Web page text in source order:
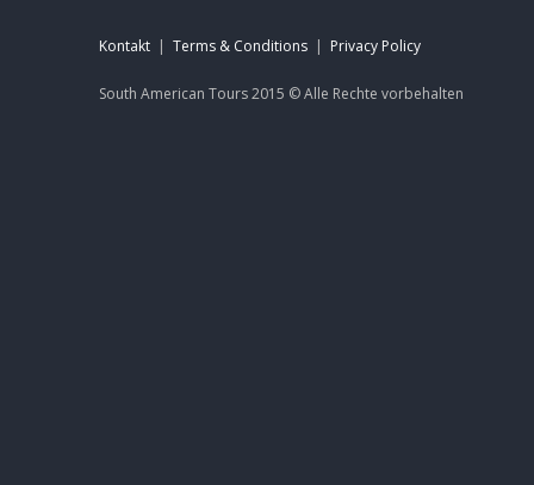
Kontakt | Terms & Conditions | Privacy Policy
South American Tours 2015 ©Alle Rechte vorbehalten